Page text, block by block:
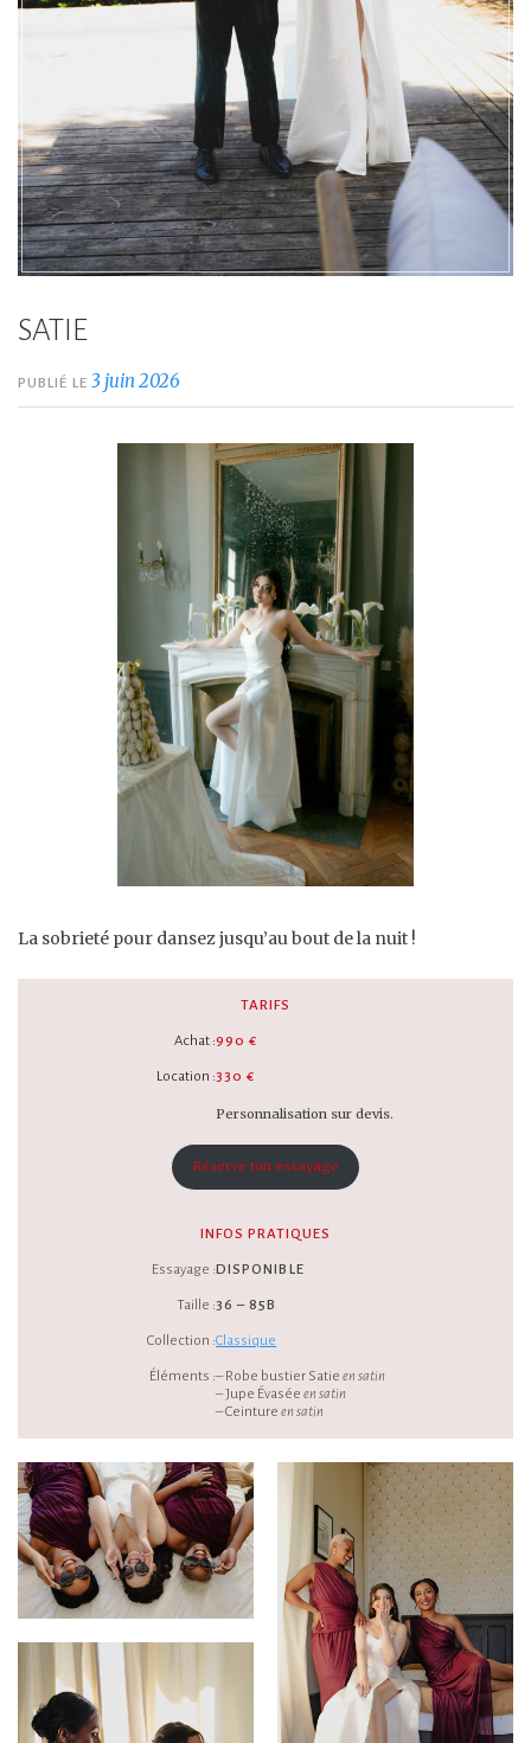
SATIE
PUBLIÉ LE 3 juin 2026
La sobrieté pour dansez jusqu’au bout de la nuit !
TARIFS
Achat :
Location :
990 €
330 €
Personnalisation sur devis.
Réserve ton essayage
INFOS PRATIQUES
Essayage :
Taille :
Collection :
Éléments :
DISPONIBLE
36 – 85B
Classique
– Robe bustier Satieen satin
– Jupe Évaséeen satin
– Ceintureen satin